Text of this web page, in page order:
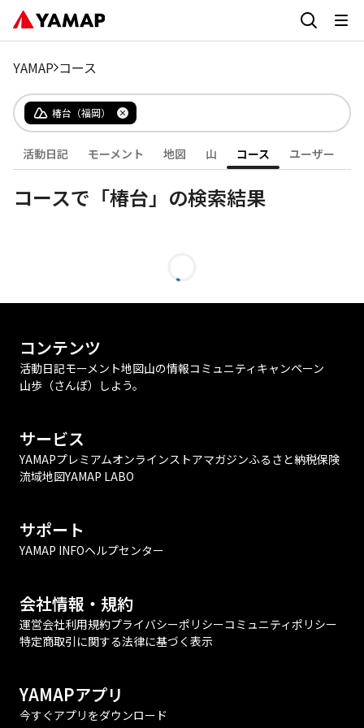
YAMAP コース
椿台（福岡）
活動日記 モーメント 地図 山 コース ユーザー
コースで「椿台」の検索結果
コンテンツ
活動日記モーメント地図山の情報コミュニティ キャンペーン
山歩（さんぽ）しよう。
サービス
YAMAPプレミアムオンラインストアマガジンふるさと納税保険
流域地図YAMAP LABO
サポート
YAMAP INFOヘルプセンター
会社情報・規約
運営会社利用規約プライバシーポリシーコミュニティポリシー
特定商取引に関する法律に基づく表示
YAMAPアプリ
今すぐアプリをダウンロード